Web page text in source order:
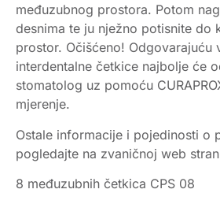
međuzubnog prostora. Potom
desnima te ju nježno potisnite do
prostor. Očišćeno! Odgovarajuću
interdentalne četkice najbolje će
stomatolog uz pomoću
mjerenje.
Ostale informacije i pojedinosti o
pogledajte na zvaničnoj web
8 međuzubnih četkica CPS 08